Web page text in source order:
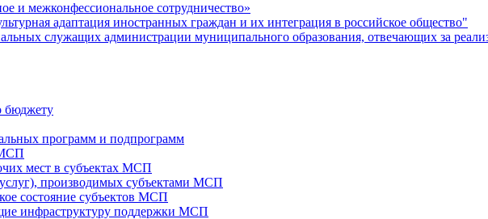
и межконфессиональное сотрудничество»
адаптация иностранных граждан и их интеграция в российское общество"
служащих администрации муниципального образования, отвечающих за
бюджету
программ и подпрограмм
МСП
мест в субъектах МСП
производимых субъектами МСП
состояние субъектов МСП
инфраструктуру поддержки МСП